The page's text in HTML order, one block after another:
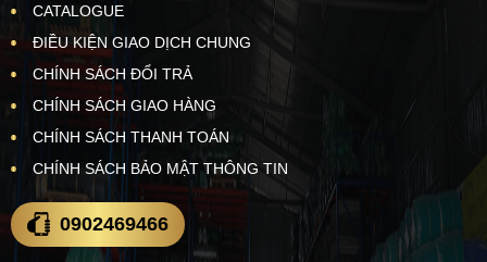
CATALOGUE
ĐIỀU KIỆN GIAO DỊCH CHUNG
CHÍNH SÁCH ĐỔI TRẢ
CHÍNH SÁCH GIAO HÀNG
CHÍNH SÁCH THANH TOÁN
CHÍNH SÁCH BẢO MẬT THÔNG TIN
0902469466